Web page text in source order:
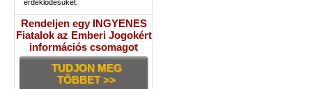
érdeklődésüket.
Rendeljen egy INGYENES
Fiatalok az Emberi Jogokért
információs csomagot
TUDJON MEG
TÖBBET >>